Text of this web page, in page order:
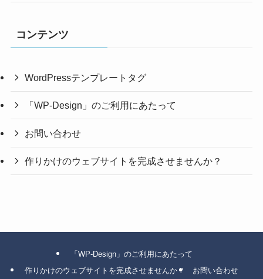
コンテンツ
WordPressテンプレートタグ
「WP-Design」のご利用にあたって
お問い合わせ
作りかけのウェブサイトを完成させませんか？
「WP-Design」のご利用にあたって
作りかけのウェブサイトを完成させませんか？
お問い合わせ